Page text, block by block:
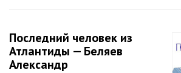
Последний человек из
Атлантиды — Беляев
Александр